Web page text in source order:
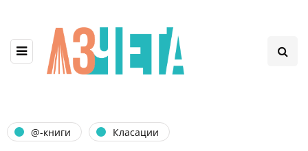
@-книги Класации